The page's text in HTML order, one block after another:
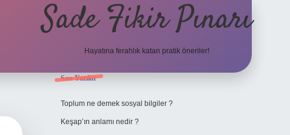
Sade Fikir Pınarı
Hayatına ferahlık katan pratik öneriler!
Sidebar
Son Yazılar
Toplum ne demek sosyal bilgiler ?
Keşap’ın anlamı nedir ?